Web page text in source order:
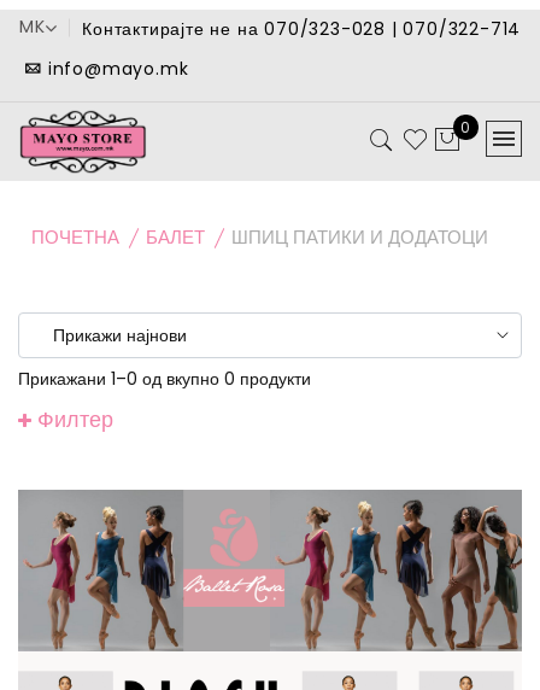
MK
Контактирајте не на 070/323-028 | 070/322-714
info@mayo.mk
0
ПОЧЕТНА БАЛЕТ ШПИЦ ПАТИКИ И ДОДАТОЦИ
Прикажани 1–0 од вкупно 0 продукти
Филтер